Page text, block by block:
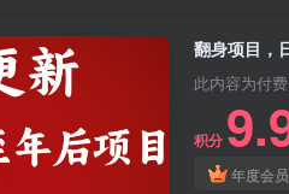
翻身项目，
此内容为付
积分
年度会员